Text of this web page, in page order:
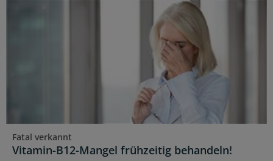
Fatal verkannt
Vitamin-B12-Mangel frühzeitig behandeln!